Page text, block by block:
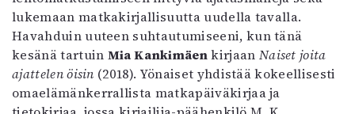
4/2026
2–3/2026
1/2026
6/2025
5/2025 saame
5/2025
lukemaan matkakirjallisuutta uudella tavalla.
Havahduin uuteen suhtautumiseeni, kun tänä
kesänä tartuin Mia Kankimäenkirjaan Naiset joita
ajattelen öisin (2018). Yönaiset yhdistää kokeellisesti
omaelämänkerrallista matkapäiväkirjaa ja